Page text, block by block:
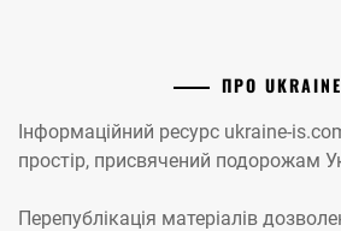
ПРО
Інформаційний ресурс ukraine-
простір, присвячений подорожам
Перепублікація матеріалів